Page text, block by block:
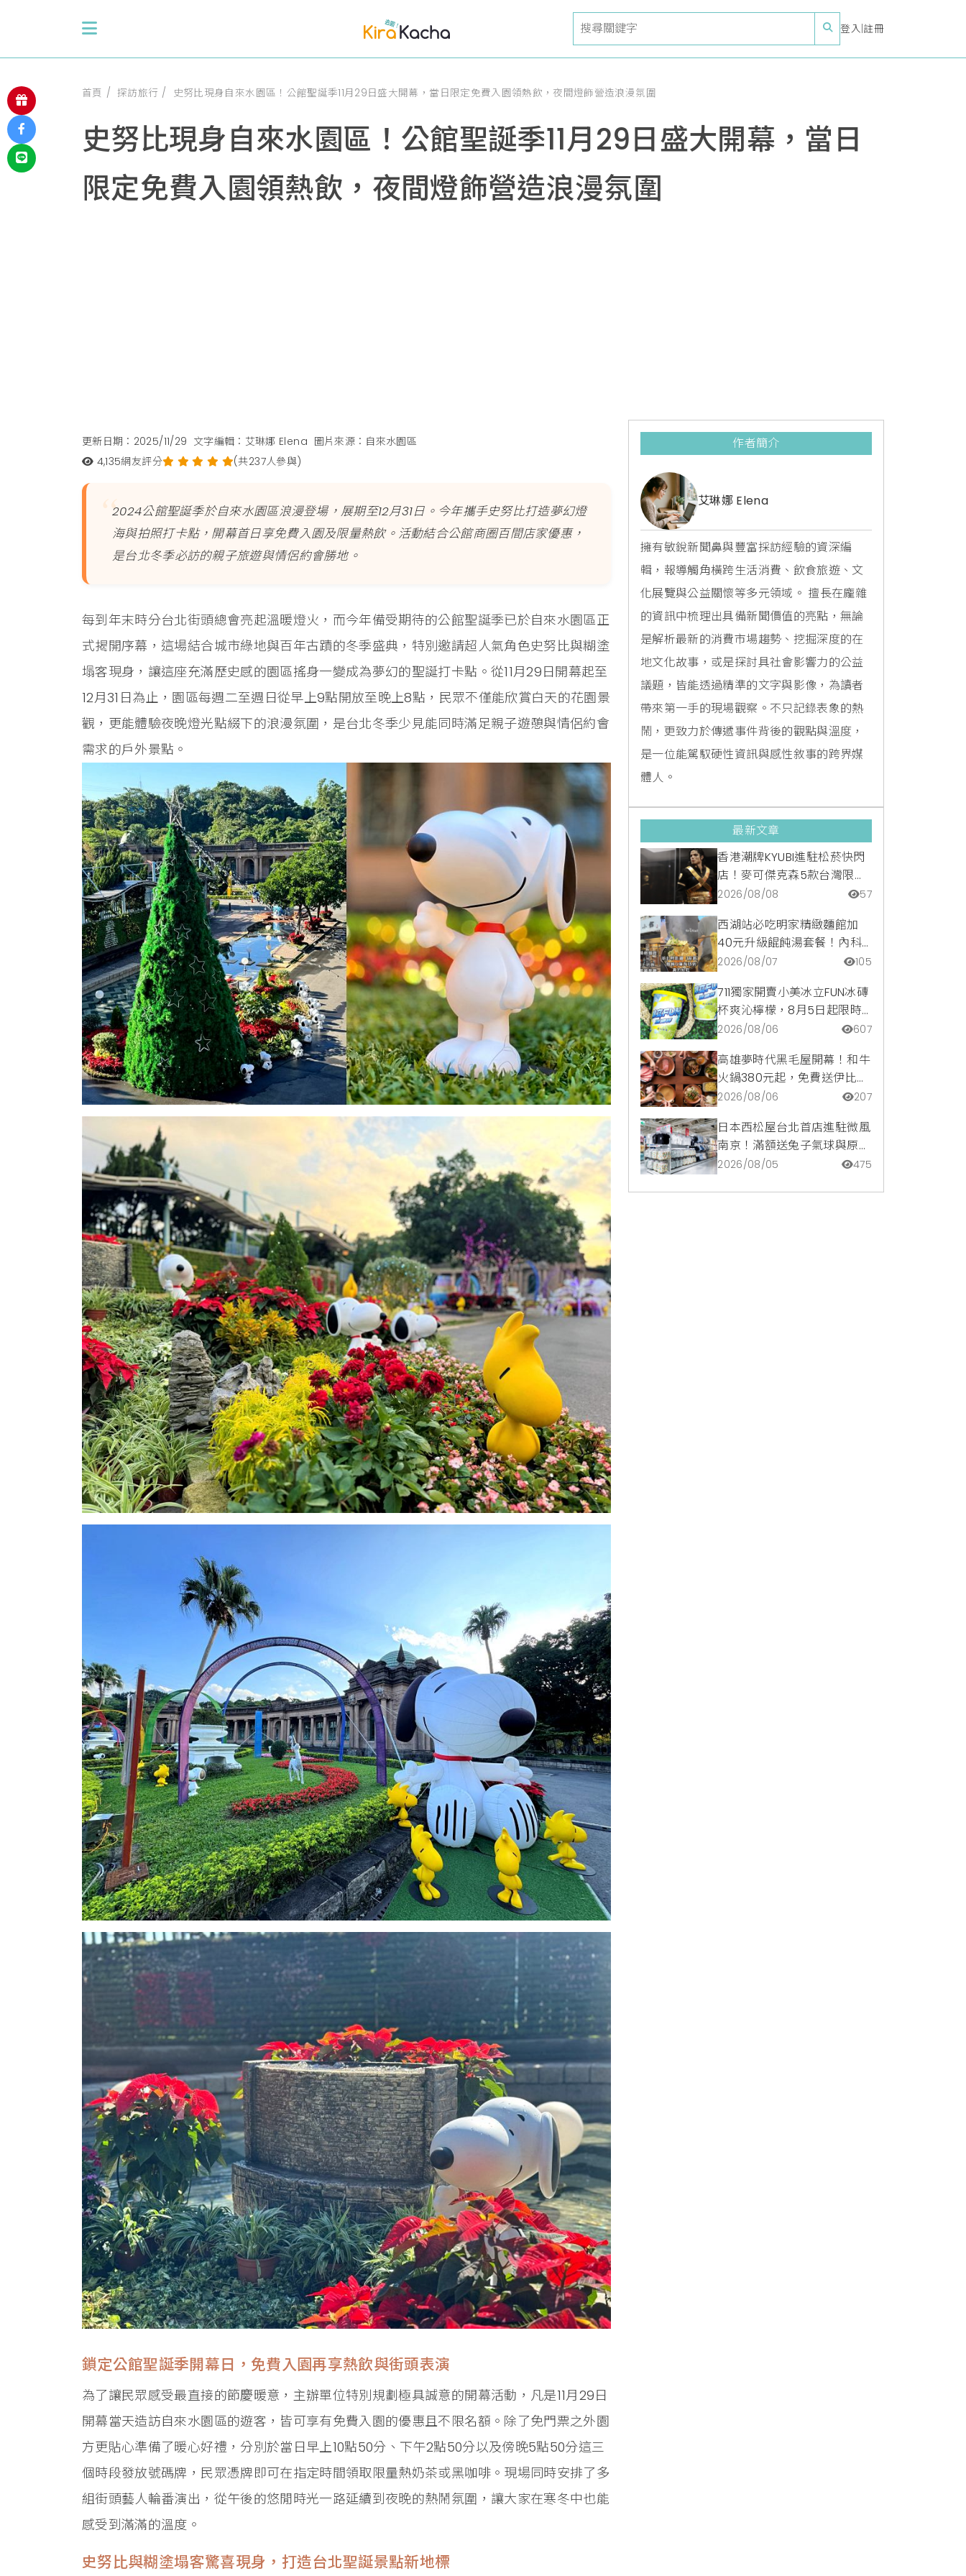
登入 註冊
首頁 探訪旅行 史努比現身自來水園區！公館聖誕季11月29日盛大開幕，當日限定免費入園領熱飲，夜間燈飾營造浪漫氛圍
史努比現身自來水園區！公館聖誕季11月29日盛大開幕，當日
限定免費入園領熱飲，夜間燈飾營造浪漫氛圍
更新日期：2025/11/29 文字編輯：艾琳娜 Elena 圖片來源：自來水園區
4,135網友評分 (共237人參與)
2024公館聖誕季於自來水園區浪漫登場，展期至12月31日。今年攜手史努比打造夢幻燈
海與拍照打卡點，開幕首日享免費入園及限量熱飲。活動結合公館商圈百間店家優惠，
是台北冬季必訪的親子旅遊與情侶約會勝地。
每到年末時分台北街頭總會亮起溫暖燈火，而今年備受期待的公館聖誕季已於自來水園區正
式揭開序幕，這場結合城市綠地與百年古蹟的冬季盛典，特別邀請超人氣角色史努比與糊塗
塌客現身，讓這座充滿歷史感的園區搖身一變成為夢幻的聖誕打卡點。從11月29日開幕起至
12月31日為止，園區每週二至週日從早上9點開放至晚上8點，民眾不僅能欣賞白天的花園景
觀，更能體驗夜晚燈光點綴下的浪漫氛圍，是台北冬季少見能同時滿足親子遊憩與情侶約會
需求的戶外景點。
鎖定公館聖誕季開幕日，免費入園再享熱飲與街頭表演
為了讓民眾感受最直接的節慶暖意，主辦單位特別規劃極具誠意的開幕活動，凡是11月29日
開幕當天造訪自來水園區的遊客，皆可享有免費入園的優惠且不限名額。除了免門票之外園
方更貼心準備了暖心好禮，分別於當日早上10點50分、下午2點50分以及傍晚5點50分這三
個時段發放號碼牌，民眾憑牌即可在指定時間領取限量熱奶茶或黑咖啡。現場同時安排了多
組街頭藝人輪番演出，從午後的悠閒時光一路延續到夜晚的熱鬧氛圍，讓大家在寒冬中也能
感受到滿滿的溫度。
史努比與糊塗塌客驚喜現身，打造台北聖誕景點新地標
作者簡介
艾琳娜 Elena
擁有敏銳新聞鼻與豐富採訪經驗的資深編
輯，報導觸角橫跨生活消費、飲食旅遊、文
化展覽與公益關懷等多元領域。 擅長在龐雜
的資訊中梳理出具備新聞價值的亮點，無論
是解析最新的消費市場趨勢、挖掘深度的在
地文化故事，或是探討具社會影響力的公益
議題，皆能透過精準的文字與影像，為讀者
帶來第一手的現場觀察。不只記錄表象的熱
鬧，更致力於傳遞事件背後的觀點與溫度，
是一位能駕馭硬性資訊與感性敘事的跨界媒
體人。
最新文章
香港潮牌KYUBI進駐松菸快閃
店！麥可傑克森5款台灣限定
商品與1:1雕像震撼登場
2026/08/08 57
西湖站必吃明家精緻麵館加
40元升級餛飩湯套餐！內科
隱藏版爆汁臭豆腐麵與牛肉麵
2026/08/07 105
711獨家開賣小美冰立FUN冰磚
杯爽沁檸檬，8月5日起限時
嚐鮮價39元特調咖啡氣泡水
2026/08/06 607
高雄夢時代黑毛屋開幕！和牛
火鍋380元起，免費送伊比利
豬再享青森蘋果冰淇淋加購
2026/08/06 207
日本西松屋台北首店進駐微風
南京！滿額送兔子氣球與原創
托特包，指定夏裝享8折優惠
2026/08/05 475